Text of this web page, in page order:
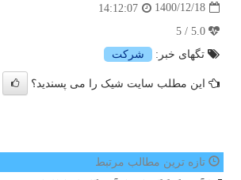
1400/12/18
14:12:07
تگهای خبر:
شركت
این مطلب سایت شیک را می پسندید؟
تازه ترین مطالب مرتبط